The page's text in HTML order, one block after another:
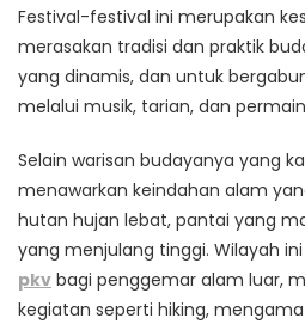
Festival-festival ini merupakan
merasakan tradisi dan praktik
yang dinamis, dan untuk
melalui musik, tarian, dan
Selain warisan budayanya yang
menawarkan keindahan alam
hutan hujan lebat, pantai yang
yang menjulang tinggi. Wilayah
pkv bagi penggemar alam luar,
kegiatan seperti hiking,